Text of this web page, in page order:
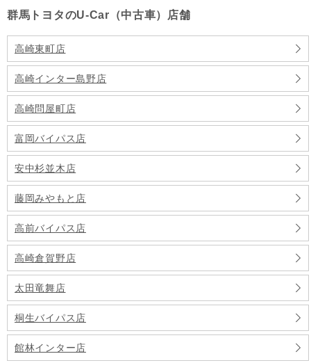
群馬トヨタのU-Car（中古車）店舗
高崎東町店
高崎インター島野店
高崎問屋町店
富岡バイパス店
安中杉並木店
藤岡みやもと店
高前バイパス店
高崎倉賀野店
太田竜舞店
桐生バイパス店
館林インター店